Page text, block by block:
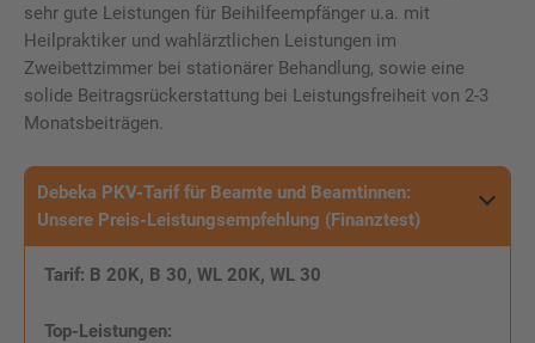
sehr gute Leistungen für Beihilfeempfänger u.a. mit
Heilpraktiker und wahlärztlichen Leistungen im
Zweibettzimmer bei stationärer Behandlung, sowie eine
solide Beitragsrückerstattung bei Leistungsfreiheit von 2-3
Monatsbeiträgen.
Debeka PKV-Tarif für Beamte und Beamtinnen:
Unsere Preis-Leistungsempfehlung (Finanztest)
Tarif: B 20K, B 30, WL 20K, WL 30
Top-Leistungen: